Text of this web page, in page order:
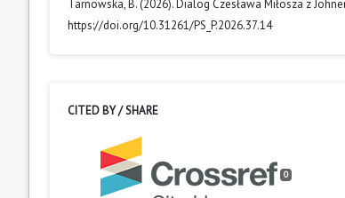
Tarnowska, B. (2026). Dialog Czesława Miłosza z
https://doi.org/10.31261/PS_P.2026.37.14
CITED BY / SHARE
0